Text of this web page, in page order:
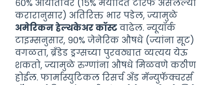
६०% आयातीवर (१५% मर्यादित टॅरिफ असलेल्या
करारानुसार) अतिरिक्त भार पडेल, ज्यामुळे
अमेरिकन हेल्थकेअर कॉस्ट वाढेल. न्यूयॉर्क
टाइम्सनुसार, ९०% जेनेरिक औषधे (ज्यांना सूट)
वगळता, ब्रँडेड ड्रग्सच्या पुरवठ्यात व्यत्यय येऊ
शकतो, ज्यामुळे रुग्णांना औषधे मिळवणे कठीण
होईल. फार्मास्युटिकल रिसर्च अँड मॅन्युफॅक्चरर्स